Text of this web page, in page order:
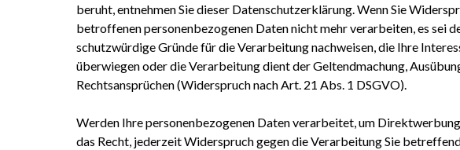
beruht, entnehmen Sie dieser Datenschutzerklärung. Wenn Sie
betroffenen personenbezogenen Daten nicht mehr verarbeiten, es sei
schutzwürdige Gründe für die Verarbeitung nachweisen, die Ihre
überwiegen oder die Verarbeitung dient der Geltendmachung,
Rechtsansprüchen (Widerspruch nach Art. 21 Abs. 1 DSGVO).
Werden Ihre personenbezogenen Daten verarbeitet, um
das Recht, jederzeit Widerspruch gegen die Verarbeitung Sie